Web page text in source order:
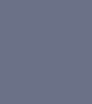
LES PLUS
Lunettes de soleil